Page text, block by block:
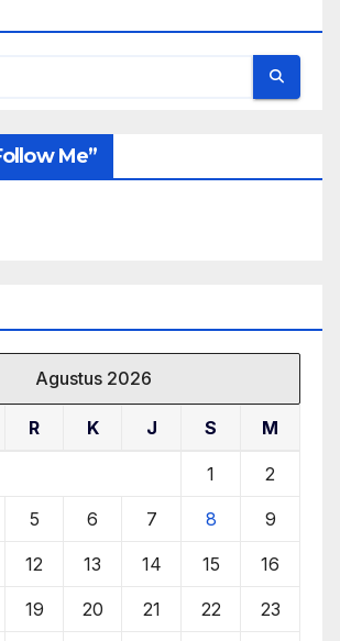
Me”
Agustus 2026
R K J S M
1 2
5 6 7 8 9
12 13 14 15 16
19 20 21 22 23